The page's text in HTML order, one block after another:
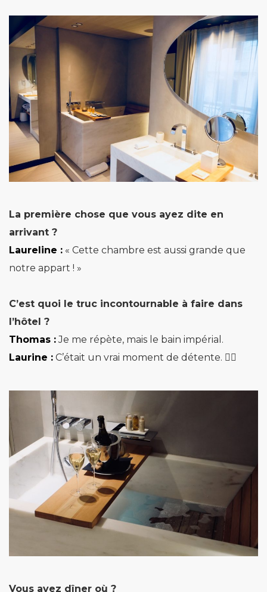
La première chose que vous ayez dite en
arrivant ?
Laureline : « Cette chambre est aussi grande que
notre appart ! »
C’est quoi le truc incontournable à faire dans
l’hôtel ?
Thomas :Je me répète, mais le bain impérial.
Laurine : C’était un vrai moment de détente. 🧖‍♀️
Vous avez dîner où ?